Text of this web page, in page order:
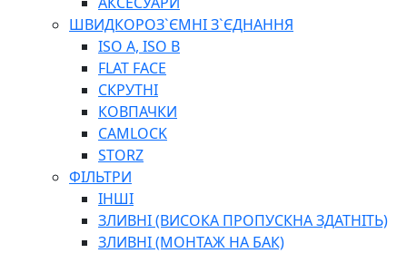
ВИМІРЮВАЛЬНІ ІНСТРУМЕНТИ
БУДІВЕЛЬНИЙ ІНСТРУМЕНТ
ШЛАНГИ
ГОСПОДАРСЬКІ ТОВАРИ
ПНЕВМАТИЧНІ ІНСТРУМЕНТИ
З'ЄДНУВАЛЬНІ ІНСТРУМЕНТИ ТА МАТЕРІАЛИ
ЯЩИКИ, ШАФИ, ТА СУМКИ ДЛЯ ІНСТРУМЕНТІВ
ЗАСОБИ ЗАХИСТУ
СТЕПЛЕРИ, ЗАКЛЕПОЧНИКИ
ГІДРАВЛІЧНІ ІНСТРУМЕНТИ
ТЕХНІЧНА ХІМІЯ
ШВИДКОРОЗ`ЄМНІ З`ЄДНАННЯ
ISO A, ISO B
FLAT FACE
СКРУТНІ
КОВПАЧКИ
CAMLOCK
STORZ
ФІЛЬТРИ
ІНШІ
ЗЛИВНІ (ВИСОКА ПРОПУСКНА ЗДАТНІТЬ)
ЗЛИВНІ (МОНТАЖ НА БАК)